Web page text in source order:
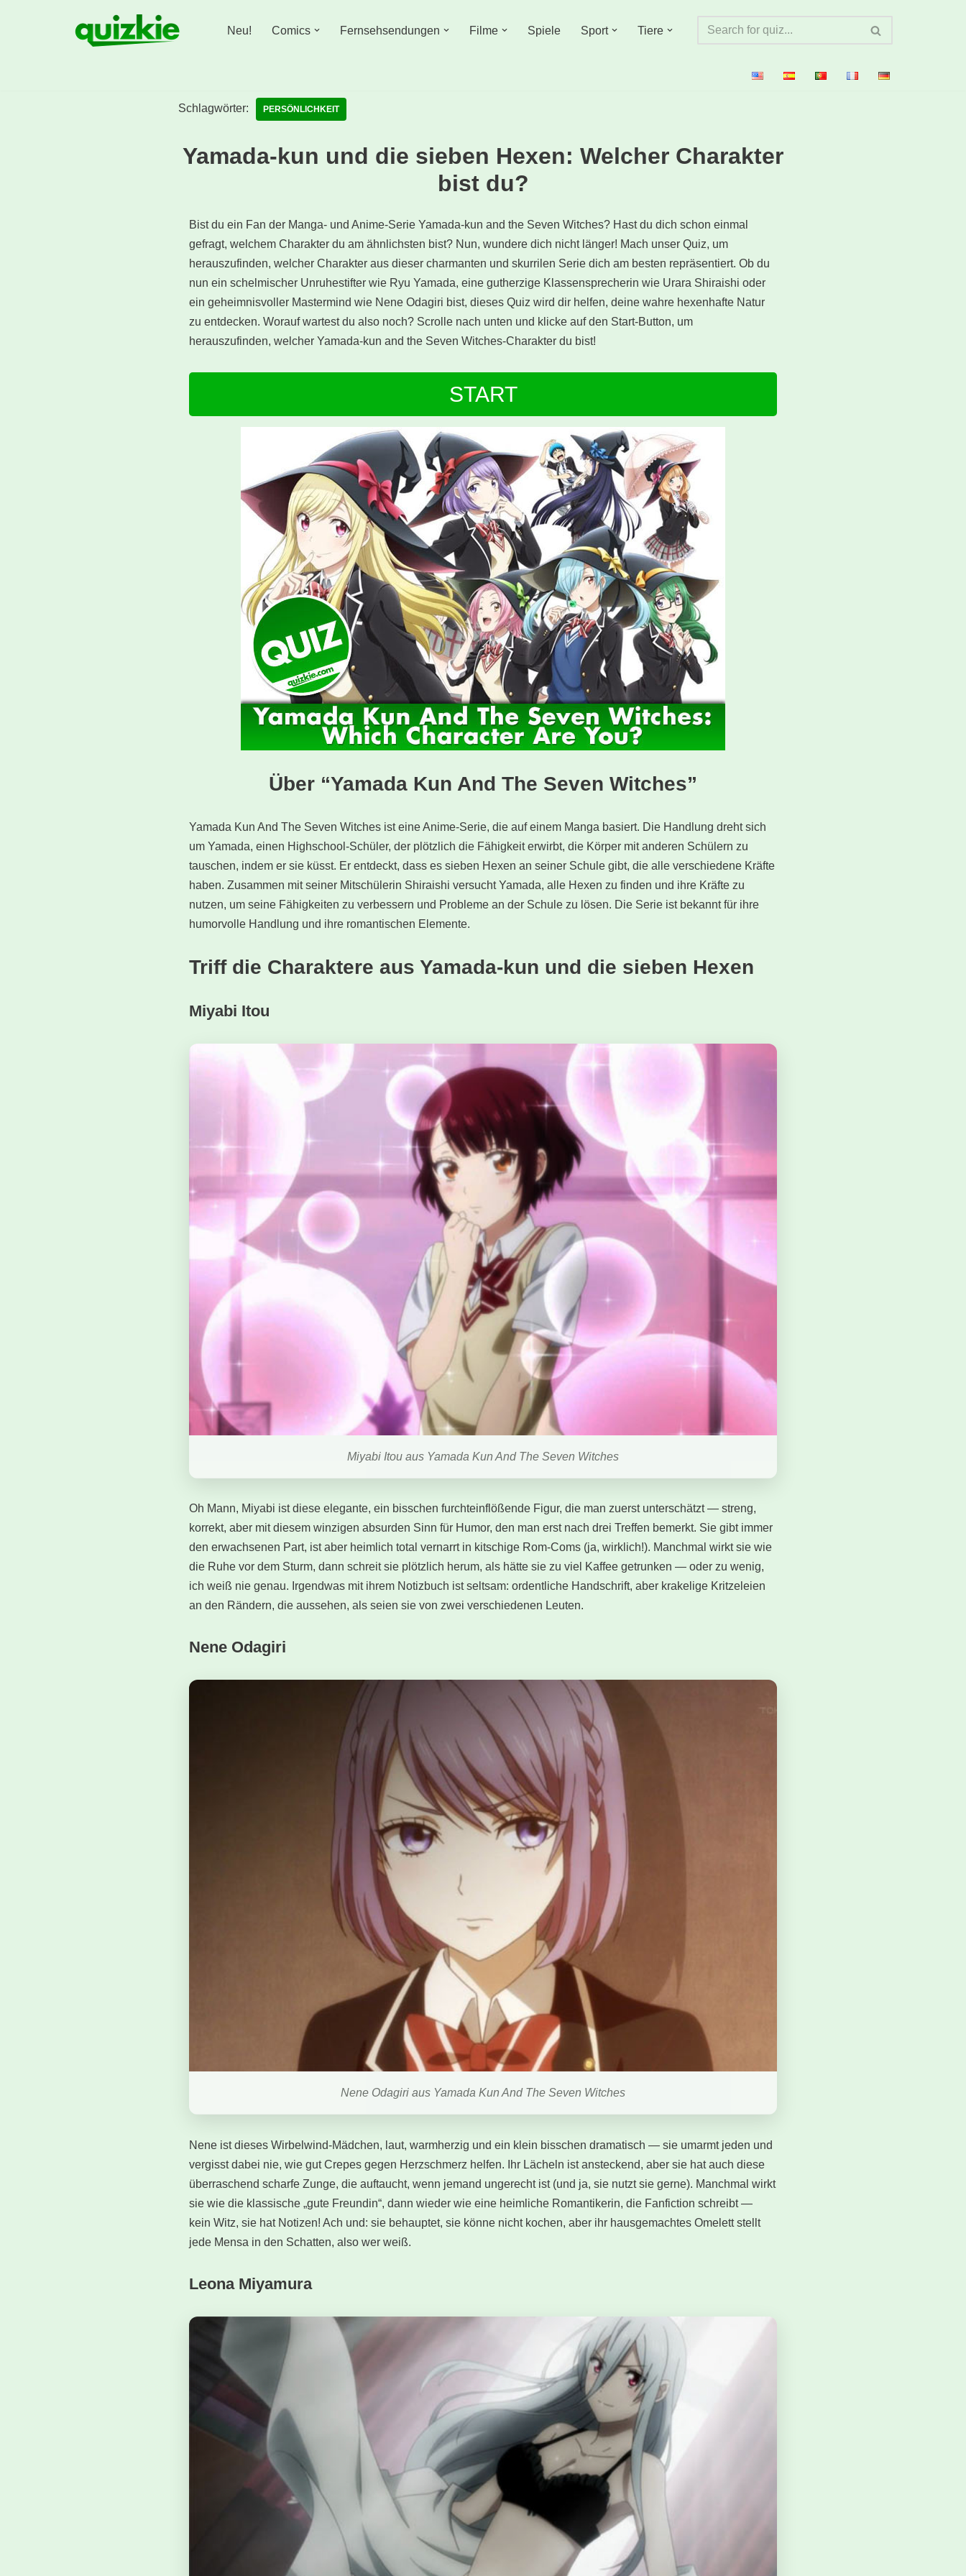
Neu! Comics Fernsehsendungen Filme Spiele Sport Tiere
Schlagwörter: PERSÖNLICHKEIT
Yamada-kun und die sieben Hexen: Welcher Charakter
bist du?
Bist du ein Fan der Manga- und Anime-Serie Yamada-kun and the Seven Witches? Hast du dich schon einmal
gefragt, welchem Charakter du am ähnlichsten bist? Nun, wundere dich nicht länger! Mach unser Quiz, um
herauszufinden, welcher Charakter aus dieser charmanten und skurrilen Serie dich am besten repräsentiert. Ob du
nun ein schelmischer Unruhestifter wie Ryu Yamada, eine gutherzige Klassensprecherin wie Urara Shiraishi oder
ein geheimnisvoller Mastermind wie Nene Odagiri bist, dieses Quiz wird dir helfen, deine wahre hexenhafte Natur
zu entdecken. Worauf wartest du also noch? Scrolle nach unten und klicke auf den Start-Button, um
herauszufinden, welcher Yamada-kun and the Seven Witches-Charakter du bist!
START
Über “Yamada Kun And The Seven Witches”
Yamada Kun And The Seven Witches ist eine Anime-Serie, die auf einem Manga basiert. Die Handlung dreht sich
um Yamada, einen Highschool-Schüler, der plötzlich die Fähigkeit erwirbt, die Körper mit anderen Schülern zu
tauschen, indem er sie küsst. Er entdeckt, dass es sieben Hexen an seiner Schule gibt, die alle verschiedene Kräfte
haben. Zusammen mit seiner Mitschülerin Shiraishi versucht Yamada, alle Hexen zu finden und ihre Kräfte zu
nutzen, um seine Fähigkeiten zu verbessern und Probleme an der Schule zu lösen. Die Serie ist bekannt für ihre
humorvolle Handlung und ihre romantischen Elemente.
Triff die Charaktere aus Yamada-kun und die sieben Hexen
Miyabi Itou
Miyabi Itou aus Yamada Kun And The Seven Witches
Oh Mann, Miyabi ist diese elegante, ein bisschen furchteinflößende Figur, die man zuerst unterschätzt — streng,
korrekt, aber mit diesem winzigen absurden Sinn für Humor, den man erst nach drei Treffen bemerkt. Sie gibt immer
den erwachsenen Part, ist aber heimlich total vernarrt in kitschige Rom-Coms (ja, wirklich!). Manchmal wirkt sie wie
die Ruhe vor dem Sturm, dann schreit sie plötzlich herum, als hätte sie zu viel Kaffee getrunken — oder zu wenig,
ich weiß nie genau. Irgendwas mit ihrem Notizbuch ist seltsam: ordentliche Handschrift, aber krakelige Kritzeleien
an den Rändern, die aussehen, als seien sie von zwei verschiedenen Leuten.
Nene Odagiri
Nene Odagiri aus Yamada Kun And The Seven Witches
Nene ist dieses Wirbelwind-Mädchen, laut, warmherzig und ein klein bisschen dramatisch — sie umarmt jeden und
vergisst dabei nie, wie gut Crepes gegen Herzschmerz helfen. Ihr Lächeln ist ansteckend, aber sie hat auch diese
überraschend scharfe Zunge, die auftaucht, wenn jemand ungerecht ist (und ja, sie nutzt sie gerne). Manchmal wirkt
sie wie die klassische „gute Freundin“, dann wieder wie eine heimliche Romantikerin, die Fanfiction schreibt —
kein Witz, sie hat Notizen! Ach und: sie behauptet, sie könne nicht kochen, aber ihr hausgemachtes Omelett stellt
jede Mensa in den Schatten, also wer weiß.
Leona Miyamura